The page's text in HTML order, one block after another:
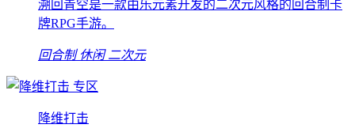
溯回青空是一款由乐元素开发的二次元风格的回合制卡
牌RPG手游。
回合制 休闲 二次元
专区
降维打击